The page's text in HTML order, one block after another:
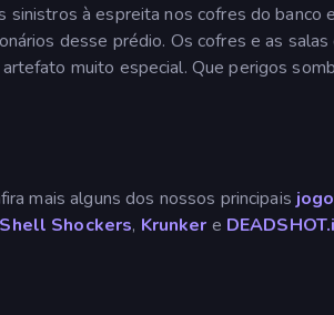
à espreita nos cofres do banco
desse prédio. Os cofres e as
muito especial. Que perigos
mais alguns dos nossos principais
Shell Shockers, Krunker e